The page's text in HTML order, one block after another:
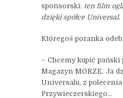
sponsorski: ten film
dzięki spółce Universal.
Któregoś poranka
– Chcemy kupić pański
Magazyn MORZE. Ja
Universalu, z
Przywieczerskiego…